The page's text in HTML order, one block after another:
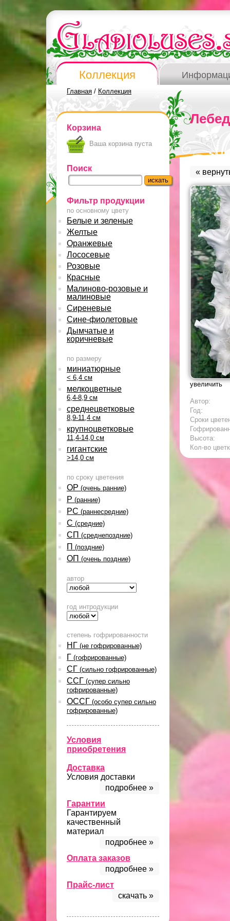
Коллекция
Главная / Коллекция
Корзина
Ваша корзина пуста
Поиск
Фильтр продукции
по основному цвету
Белые и зеленые
Желтые
Оранжевые
Лососевые
Розовые
Красные
Малиново-розовые и
малиновые
Сиреневые
Сине-фиолетовые
Дымчатые и
коричневые
по размеру
миниатюрные
< 6,4 см
мелкоцветные
6,4-8,9 см
среднецветковые
8,9-11,4 см
крупноцветковые
11,4-14,0 см
гигантские
>14,0 см
по сроку цветения
ОР (очень ранние)
Р (ранние)
РС (раннесредние)
С (средние)
СП (среднепоздние)
П (поздние)
ОП (очень поздние)
автор
год интродукции
степень гофрированности
НГ (не гофрированные)
Г (гофрированные)
СГ (сильно гофрированные)
ССГ (супер сильно
гофрированные)
ОССГ (особо супер сильно
гофрированные)
Условия
приобретения
Доставка
Условия доставки
подробнее »
Гарантии
Гарантируем
качественный
материал
подробнее »
Оплата заказов
подробнее »
Прайс-лист
скачать »
«
увеличить
Автор:
Год:
Сроки
Высота:
Кол-во